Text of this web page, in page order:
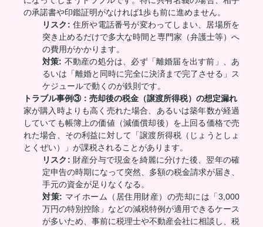
の承諾書や印鑑証明がなければ1歩も前に進めません。
リスク: 住所や電話番号が変わってしまい、居場所を
突き止めるだけで多大な時間と専門家（弁護士等）へ
の費用がかかります。
対策: 不動産の処分は、必ず「離婚届を出す前」、あ
るいは「離婚と同時に完全に決済まで完了させる」ス
ケジュールで動くのが鉄則です。
トラブル事例③：売却後の税金（譲渡所得税）の想定漏れ
家が購入時よりも高く売れた場合、あるいは築年数が経過
していても帳簿上の価値（減価償却後）を上回る価格で売
れた場合、その利益に対して「譲渡所得税（じょうとしょ
とくぜい）」が課税されることがあります。
リスク: 財産分与で現金を綺麗に分けた後、翌年の確
定申告の時期になって突然、多額の税金請求が届き、
手元の資金が足りなくなる。
対策: マイホーム（居住用財産）の売却には「3,000
万円の特別控除」などの減税特例が適用できるケース
が多いため、事前に税理士や不動産会社に相談し、税